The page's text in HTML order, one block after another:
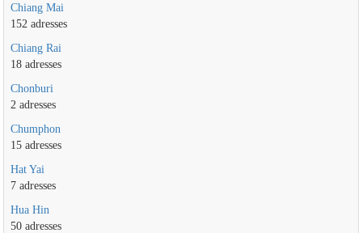
Chiang Mai
152 adresses
Chiang Rai
18 adresses
Chonburi
2 adresses
Chumphon
15 adresses
Hat Yai
7 adresses
Hua Hin
50 adresses